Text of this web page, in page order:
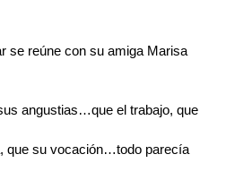
se reúne con su amiga Marisa
angustias…que el trabajo, que
que su vocación…todo parecía